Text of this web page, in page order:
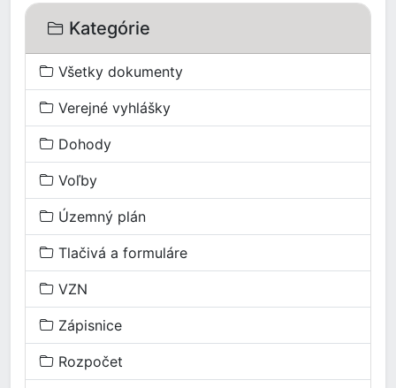
Kategórie
Všetky dokumenty
Verejné vyhlášky
Dohody
Voľby
Územný plán
Tlačivá a formuláre
VZN
Zápisnice
Rozpočet